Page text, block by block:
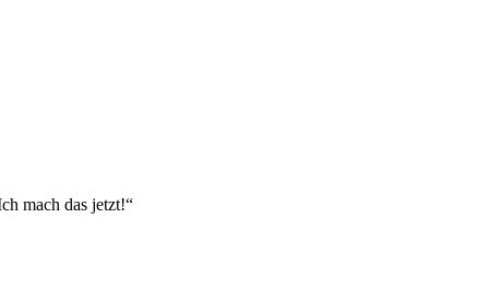
mach das jetzt!“